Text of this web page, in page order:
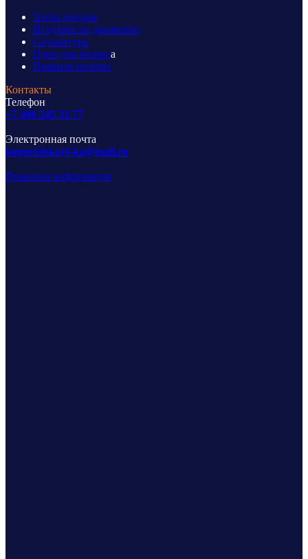
Хиты продаж
Игрушка на движении
Скульптура
Идеи для бизнеса
Правила оплаты
Контакты
Телефон
+7 496 545 33 77
Электронная почта
bogorodskayf-ka@mail.ru
Правовая информация